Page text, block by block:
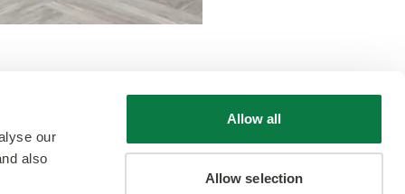
our
also
Allow all
Allow selection